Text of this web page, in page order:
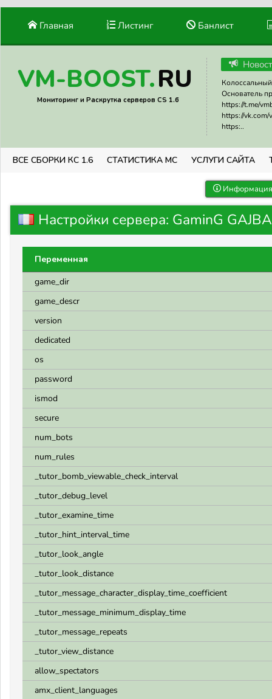
Главная Листинг Банлист
VM-BOOST.RU
Мониторинг и Раскрутка серверов CS 1.6
Основатель
https://t.me/
https://vk.com/
https:..
ВСЕ СБОРКИ КС 1.6 СТАТИСТИКА МС УСЛУГИ САЙТА
Настройки сервера: GaminG
Переменная
game_dir
game_descr
version
dedicated
os
password
ismod
secure
num_bots
num_rules
_tutor_bomb_viewable_check_interval
_tutor_debug_level
_tutor_examine_time
_tutor_hint_interval_time
_tutor_look_angle
_tutor_look_distance
_tutor_message_character_display_time_coefficient
_tutor_message_minimum_display_time
_tutor_message_repeats
_tutor_view_distance
allow_spectators
amx_client_languages